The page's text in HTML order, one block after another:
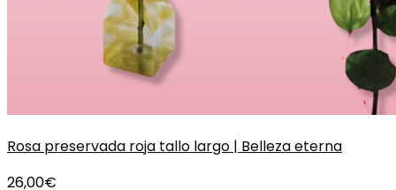
Rosa preservada roja tallo largo | Belleza eterna
26,00€